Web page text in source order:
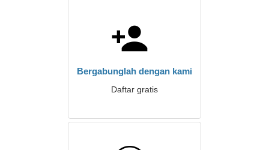
Bergabunglah dengan kami
Daftar gratis